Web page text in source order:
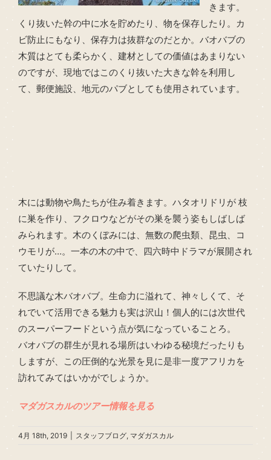
きます。
くり抜いた幹の中に水を貯めたり、物を保存したり。カ
ビ防止にもなり、保存力は抜群なのだとか。バオバブの
木質はとても柔らかく、建材としての価値はあまりない
のですが、現地ではこのくり抜いた大きな幹を利用し
て、郵便施設、地元のパブとしても使用されています。
木には動物や鳥たちが住み着きます。ハタオリドリが 枝
に巣を作り、フクロウなどがその巣を襲う姿もしばしば
みられます。木のくぼみには、無数の爬虫類、昆虫、コ
ウモリが…。一本の木の中で、四六時中ドラマが展開され
ていたりして。
不思議な木バオバブ。生命力に溢れて、神々しくて、そ
れでいて活用できる魅力も実は沢山！個人的には次世代
のスーパーフードという点が気になっていることろ。
バオバブの群生が見れる場所はいわゆる秘境だったりも
しますが、この圧倒的な光景を見に是非一度アフリカを
訪れてみてはいかがでしょうか。
マダガスカルのツアー情報を見る
4月 18th, 2019 スタッフブログ, マダガスカル